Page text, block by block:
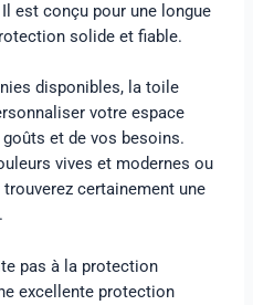
est conçu pour une longue
solide et fiable.
disponibles, la toile
votre espace
et de vos besoins.
vives et modernes ou
certainement une
pas à la protection
excellente protection